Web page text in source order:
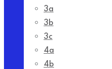
3a
3b
3c
4a
4b